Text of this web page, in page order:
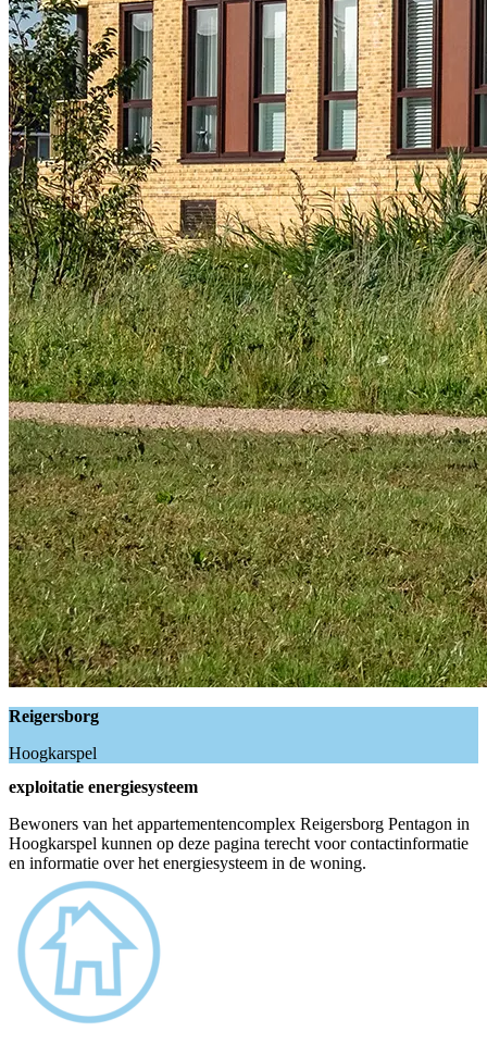
Reigersborg
Hoogkarspel
exploitatie energiesysteem
Bewoners van het appartementencomplex Reigersborg Pentagon in
Hoogkarspel kunnen op deze pagina terecht voor contactinformatie
en informatie over het energiesysteem in de woning.